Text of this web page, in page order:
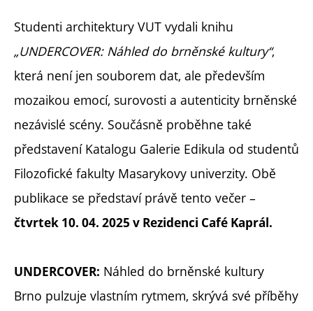
Studenti architektury VUT vydali knihu
„UNDERCOVER: Náhled do brněnské kultury“,
která není jen souborem dat, ale především
mozaikou emocí, surovosti a autenticity brněnské
nezávislé scény. Součásně proběhne také
představení Katalogu Galerie Edikula od studentů
Filozofické fakulty Masarykovy univerzity. Obě
publikace se představí právě tento večer –
čtvrtek 10. 04. 2025 v Rezidenci Café Kaprál.
UNDERCOVER: Náhled do brněnské kultury
Brno pulzuje vlastním rytmem, skrývá své příběhy